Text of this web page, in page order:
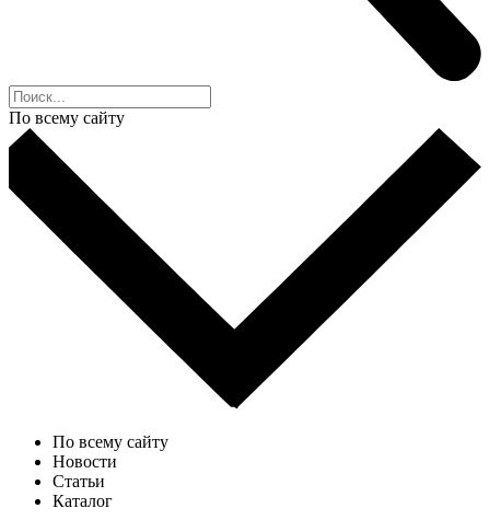
По всему сайту
По всему сайту
Новости
Статьи
Каталог